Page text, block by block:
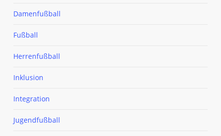
Damenfußball
Fußball
Herrenfußball
Inklusion
Integration
Jugendfußball